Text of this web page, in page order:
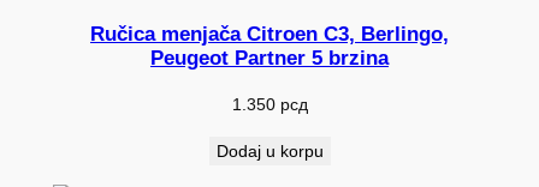
Ručica menjača Citroen C3, Berlingo,
Peugeot Partner 5 brzina
1.350 рсд
Dodaj u korpu